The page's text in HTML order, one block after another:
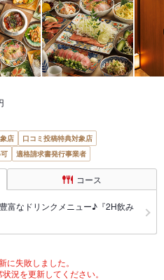
店
口コミ投稿特典対象店
適格請求書発行事業者
コース
富なドリンクメニュー♪『2H飲み
に失敗しました。
況を更新してください。